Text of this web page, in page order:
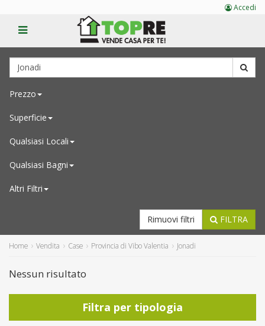
Prezzo
Superficie
Qualsiasi Locali
Qualsiasi Bagni
Altri Filtri
FILTRA
Rimuovi filtri
Home Vendita Case Provincia di Vibo Valentia Jonadi
Nessun risultato
Filtra per tipologia
Accedi